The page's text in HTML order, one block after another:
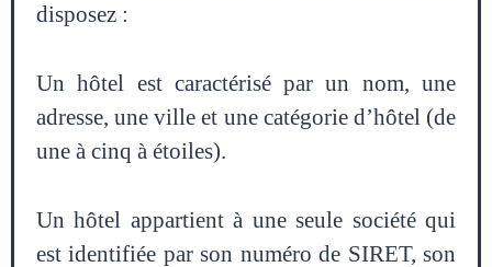
disposez :
Un hôtel est caractérisé par un nom, une
adresse, une ville et une catégorie d’hôtel (de
une à cinq à étoiles).
Un hôtel appartient à une seule société qui
est identifiée par son numéro de SIRET, son